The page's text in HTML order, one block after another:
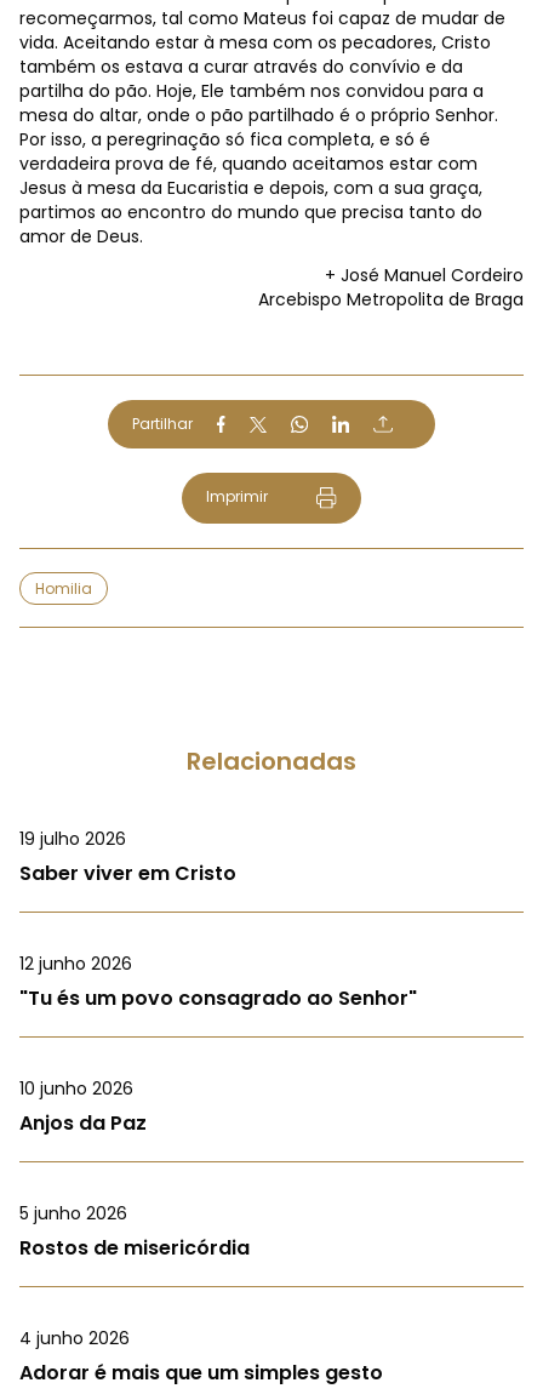
recomeçarmos, tal como Mateus foi capaz de mudar de
vida. Aceitando estar à mesa com os pecadores, Cristo
também os estava a curar através do convívio e da
partilha do pão. Hoje, Ele também nos convidou para a
mesa do altar, onde o pão partilhado é o próprio Senhor.
Por isso, a peregrinação só fica completa, e só é
verdadeira prova de fé, quando aceitamos estar com
Jesus à mesa da Eucaristia e depois, com a sua graça,
partimos ao encontro do mundo que precisa tanto do
amor de Deus.
+ José Manuel Cordeiro
Arcebispo Metropolita de Braga
Partilhar
Imprimir
Homilia
Relacionadas
19 julho 2026
Saber viver em Cristo
12 junho 2026
"Tu és um povo consagrado ao Senhor"
10 junho 2026
Anjos da Paz
5 junho 2026
Rostos de misericórdia
4 junho 2026
Adorar é mais que um simples gesto